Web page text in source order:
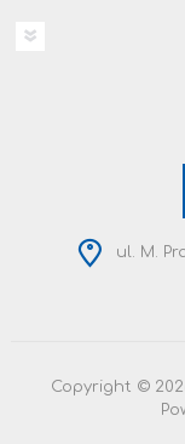
ul. M.
Copyright ©